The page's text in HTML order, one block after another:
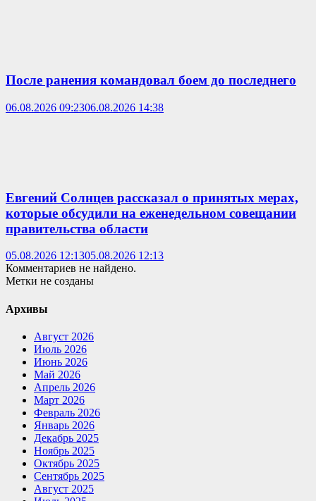
После ранения командовал боем до последнего
06.08.2026 09:2306.08.2026 14:38
Евгений Солнцев рассказал о принятых мерах,
которые обсудили на еженедельном совещании
правительства области
05.08.2026 12:1305.08.2026 12:13
Комментариев не найдено.
Метки не созданы
Архивы
Август 2026
Июль 2026
Июнь 2026
Май 2026
Апрель 2026
Март 2026
Февраль 2026
Январь 2026
Декабрь 2025
Ноябрь 2025
Октябрь 2025
Сентябрь 2025
Август 2025